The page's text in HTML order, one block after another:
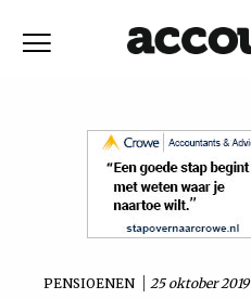
Vaktechniek
PENSIOENEN 25 oktober 2019
RELEVANTIEDATUM